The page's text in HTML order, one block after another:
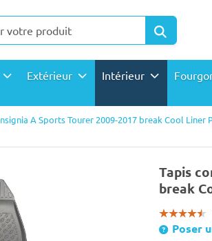
Extérieur Intérieur
A Sports Tourer 2009-2017 break Cool Liner
Tapis
break
Poser